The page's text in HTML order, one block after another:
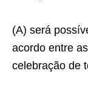
(A) será
acordo entre
celebração de